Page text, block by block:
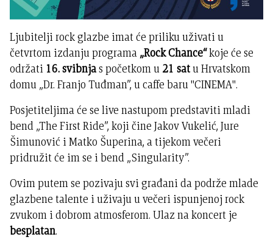
Ljubitelji rock glazbe imat će priliku uživati u
četvrtom izdanju programa „Rock Chance“koje će se
održati 16. svibnjas početkom u 21 satu Hrvatskom
domu „Dr. Franjo Tuđman”, u caffe baru "CINEMA".
Posjetiteljima će se live nastupom predstaviti mladi
bend „The First Ride”, koji čine Jakov Vukelić, Jure
Šimunović i Matko Šuperina, a tijekom večeri
pridružit će im se i bend „Singularity”.
Ovim putem se pozivaju svi građani da podrže mlade
glazbene talente i uživaju u večeri ispunjenoj rock
zvukom i dobrom atmosferom. Ulaz na koncert je
besplatan.